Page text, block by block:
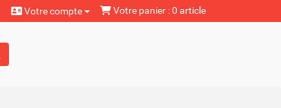
Votre compte Votre panier : 0 article